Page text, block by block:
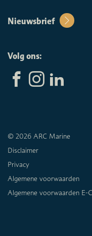
Nieuwsbrief
Volg ons:
© 2026 ARC Marine
Disclaimer
Privacy
Algemene voorwaarden
Algemene voorwaarden E-